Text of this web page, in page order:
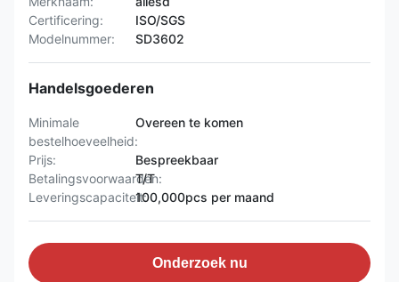
Certificering:
ISO/SGS
Modelnummer:
SD3602
Handelsgoederen
Minimale
bestelhoeveelheid:
Overeen te komen
Prijs:
Bespreekbaar
Betalingsvoorwaarden:
T/T
Leveringscapaciteit:100,000pcs per maand
Onderzoek nu